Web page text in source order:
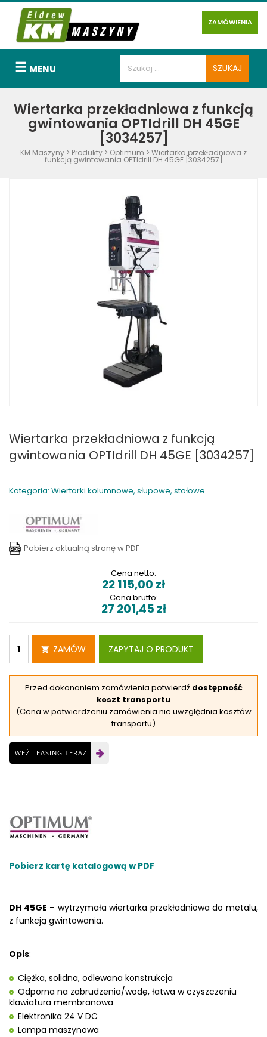
ZAMÓWIENIA
MENU
Wiertarka przekładniowa z funkcją
gwintowania OPTIdrill DH 45GE
[3034257]
KM Maszyny > Produkty > Optimum > Wiertarka przekładniowa z
funkcją gwintowania OPTIdrill DH 45GE [3034257]
Wiertarka przekładniowa z funkcją
gwintowania OPTIdrill DH 45GE [3034257]
Kategoria: Wiertarki kolumnowe, słupowe, stołowe
Pobierz aktualną stronę w PDF
Cena netto:
22 115,00 zł
Cena brutto:
27 201,45 zł
ZAMÓW ZAPYTAJ O PRODUKT
Przed dokonaniem zamówienia potwierdź dostępność
koszt transportu
(Cena w potwierdzeniu zamówienia nie uwzględnia kosztów
transportu)
WEŹ LEASING TERAZ
Pobierz kartę katalogową w PDF
DH 45GE – wytrzymała wiertarka przekładniowa do metalu,
z funkcją gwintowania.
Opis:
Ciężka, solidna, odlewana konstrukcja
Odporna na zabrudzenia/wodę, łatwa w czyszczeniu
klawiatura membranowa
Elektronika 24 V DC
Lampa maszynowa